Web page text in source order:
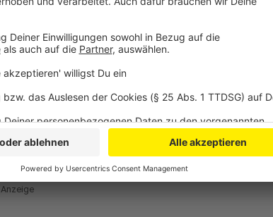
Mangel an Sozialwohnungen in Leverkusen
Leverkusen: Vollsperrung der A59
Lauterbach glaubt an goldenes Zeitalter in Leverkusen
Anzeige